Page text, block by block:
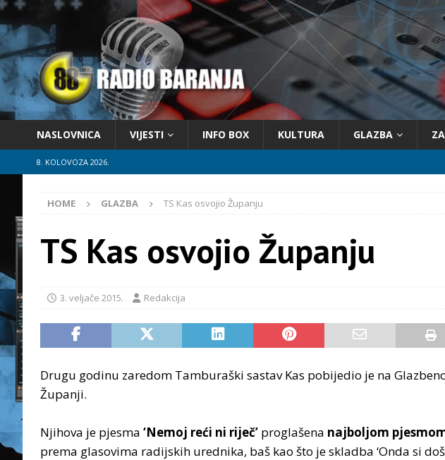
NASLOVNICA VIJESTI INFO BOX KULTURA GLAZBA
8. KOLOVOZA 2026.
HOME GLAZBA TS Kas osvojio Županju
TS Kas osvojio Županju
3. veljače 2015. Redakcija
Drugu godinu zaredom Tamburaški sastav Kas pobijedio je na
Županji.
Njihova je pjesma ‘Nemoj reći ni riječ’ proglašena najboljom
prema glasovima radijskih urednika, baš kao što je skladba ‘Onda si